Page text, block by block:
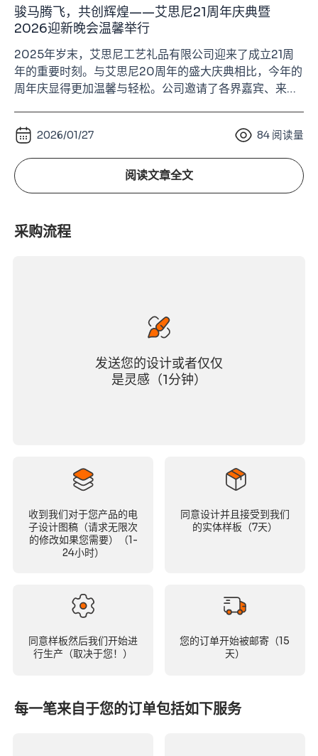
骏马腾飞，共创辉煌——艾思尼21周年庆典暨
2026迎新晚会温馨举行
2025年岁末，艾思尼工艺礼品有限公司迎来了成立21周
年的重要时刻。与艾思尼20周年的盛大庆典相比，今年的
周年庆显得更加温馨与轻松。公司邀请了各界嘉宾、来自
年的成长离不开每一位同事的努力，也离不开合作伙伴的
信任与支持。这场周年庆不仅是一次年终聚会，更像是一
场属于艾思尼大家庭的团聚。 喜庆布景迎宾
2026/01/27 84 阅读量
阅读文章全文
采购流程
发送您的设计或者仅仅
是灵感（1分钟）
收到我们对于您产品的电
子设计图稿（请求无限次
的修改如果您需要）（1-
24小时）
同意设计并且接受到我们
的实体样板（7天）
同意样板然后我们开始进
行生产（取决于您！）
您的订单开始被邮寄（15
天）
每一笔来自于您的订单包括如下服务